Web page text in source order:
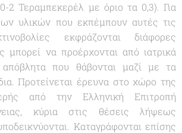
2 Τεραμπεκερέλ με όριο τα 0,3). Για
υλικών που εκπέμπουν αυτές τις
εκφράζονται διάφορες
μπορεί να προέρχονται από ιατρικά
απόβλητα που θάβονται μαζί με τα
Προτείνεται έρευνα στο χώρο της
από την Ελληνική Επιτροπή
κύρια στις θέσεις λήψεως
Καταγράφονται επίσης